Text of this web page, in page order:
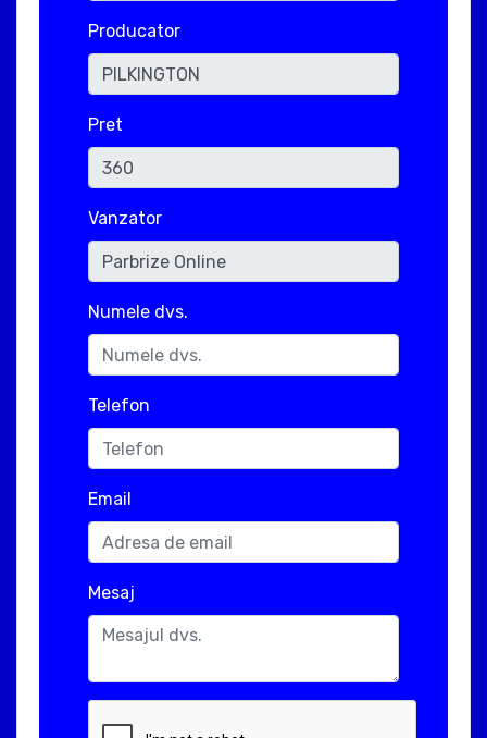
Producator
Pret
Vanzator
Numele dvs.
Telefon
Email
Mesaj